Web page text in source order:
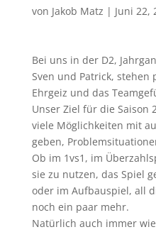
von Jakob Matz | Juni 22,
Bei uns in der D2,
Sven und Patrick, stehen
Ehrgeiz und das
Unser Ziel für die Saison
viele Möglichkeiten mit
geben,
Ob im 1vs1, im
sie zu nutzen, das Spiel
oder im Aufbauspiel, all
noch ein paar mehr.
Natürlich auch immer